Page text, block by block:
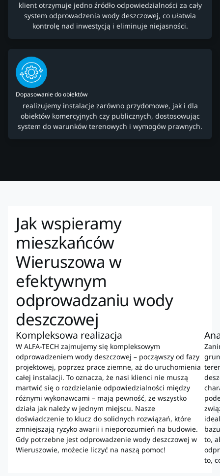
klient otrzymuje jedno źródło odpowiedzialności za cały
system odprowadzenia wody deszczowej, co ułatwia
kontrolę nad inwestycją i eliminuje niejasności.
Dopasowanie do obiektów
realizujemy instalacje zarówno przydomowe, jak i dla
obiektów komercyjnych czy publicznych, dostosowując
system do warunków terenowych i wymogów prawnych.
Jak wspieramy
mieszkańców
Wieruszowa w
efektywnym
odprowadzaniu wody
deszczowej
Kompleksowa realizacja
W ALFA-TECH zajmujemy się kompleksowym
odprowadzeniem wody deszczowej – począwszy od fazy
projektowej, poprzez prace ziemne, aż do uruchomienia
całej instalacji. To oznacza, że nasi klienci nie muszą
martwić się o rozdzielanie odpowiedzialności między
różnymi wykonawcami – mają pewność, że wszystko
działa jak należy w jednym miejscu. Nasze
doświadczenie to klucz do solidnych rozwiązań, które
zmniejszają ryzyko awarii i nieporozumień na budowie.
Gdy potrzebne jest odprowadzenie wody deszczowej w
Wieruszowie, możecie liczyć na naszą pomoc!
to,
to,